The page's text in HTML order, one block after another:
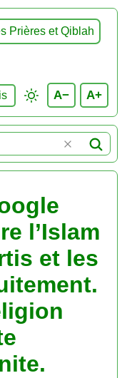
Prières et Qiblah
A− A+
l’Islam
et les